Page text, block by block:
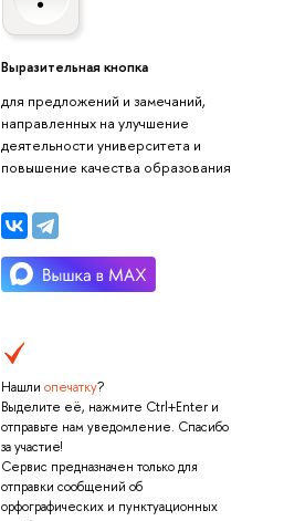
Выразительная кнопка
для предложений и замечаний,
направленных на улучшение
деятельности университета и
повышение качества образования
Нашли опечатку?
Выделите её, нажмите Ctrl+Enter и
отправьте нам уведомление. Спасибо
за участие!
Сервис предназначен только для
отправки сообщений об
орфографических и пунктуационных